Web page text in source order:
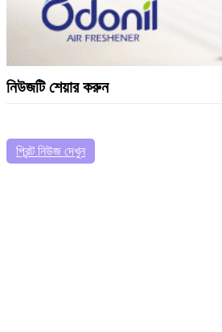
নিউজটি শেয়ার করুন
প্রিন্ট নিউজ দেখুন